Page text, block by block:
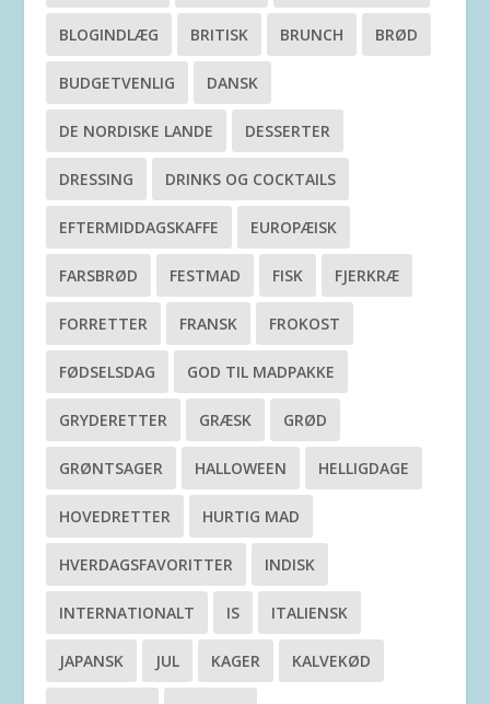
BLOGINDLÆG BRITISK BRUNCH BRØD
BUDGETVENLIG DANSK
DE NORDISKE LANDE DESSERTER
DRESSING DRINKS OG COCKTAILS
EFTERMIDDAGSKAFFE EUROPÆISK
FARSBRØD FESTMAD FISK FJERKRÆ
FORRETTER FRANSK FROKOST
FØDSELSDAG GOD TIL MADPAKKE
GRYDERETTER GRÆSK GRØD
GRØNTSAGER HALLOWEEN HELLIGDAGE
HOVEDRETTER HURTIG MAD
HVERDAGSFAVORITTER INDISK
INTERNATIONALT IS ITALIENSK
JAPANSK JUL KAGER KALVEKØD